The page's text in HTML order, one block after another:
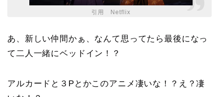
引用 Netflix
あ、新しい仲間かぁ、なんて思ってたら最後になっ
て二人一緒にベッドイン！？
アルカードと３Pとかこのアニメ凄いな！？え？凄